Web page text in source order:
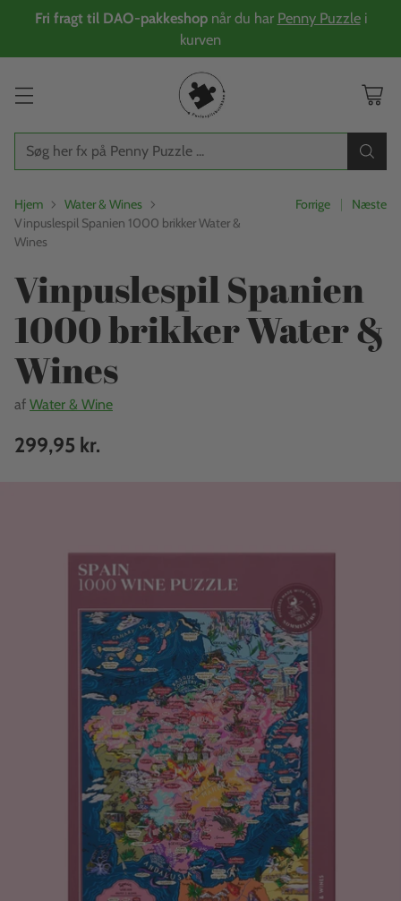
Fri fragt til DAO-pakkeshopnår du har Penny Puzzlei
kurven
Søg her fx på Penny Puzzle ...
Hjem
Water & Wines
Vinpuslespil Spanien 1000 brikker Water &
Wines
Forrige Næste
Vinpuslespil Spanien
1000 brikker Water &
Wines
af Water & Wine
Normalpris
299,95 kr.